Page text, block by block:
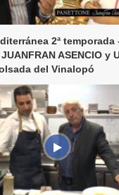
2ª temporada
ASENCIO y
del Vinalopó